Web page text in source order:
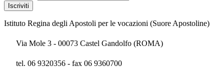
Istituto Regina degli Apostoli per le vocazioni (Suore Apostoline)
Via Mole 3 - 00073 Castel Gandolfo (ROMA)
tel. 06 9320356 - fax 06 9360700